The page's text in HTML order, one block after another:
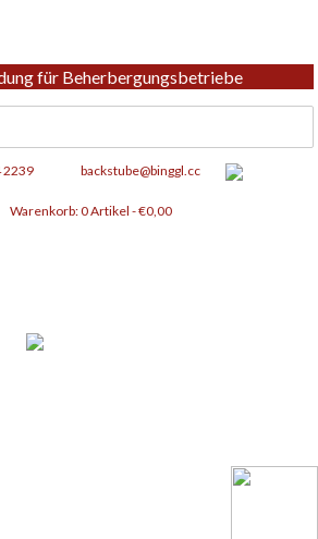
für Beherbergungsbetriebe
2239 backstube@binggl.cc
Warenkorb:0 Artikel -€0,00